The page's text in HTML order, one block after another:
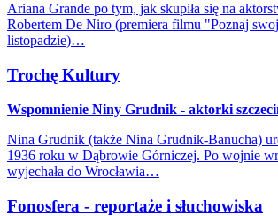
Ariana Grande po tym, jak skupiła się na
Robertem De Niro (premiera filmu "Poznaj
listopadzie)…
Trochę Kultury
Wspomnienie Niny Grudnik - aktorki
Nina Grudnik (także Nina Grudnik-Banucha)
1936 roku w Dąbrowie Górniczej. Po wojnie
wyjechała do Wrocławia…
Fonosfera - reportaże i słuchowiska